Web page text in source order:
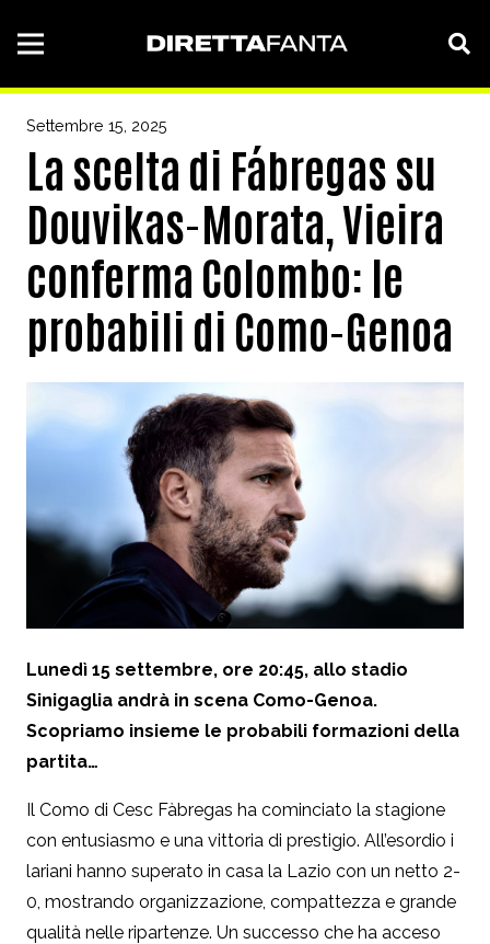
Settembre 15, 2025
La scelta di Fábregas su
Douvikas-Morata, Vieira
conferma Colombo: le
probabili di Como-Genoa
Lunedì 15 settembre, ore 20:45, allo stadio
Sinigaglia andrà in scena Como-Genoa.
Scopriamo insieme le probabili formazioni della
partita…
Il Como di Cesc Fàbregas ha cominciato la stagione
con entusiasmo e una vittoria di prestigio. All’esordio i
lariani hanno superato in casa la Lazio con un netto 2-
0, mostrando organizzazione, compattezza e grande
qualità nelle ripartenze. Un successo che ha acceso